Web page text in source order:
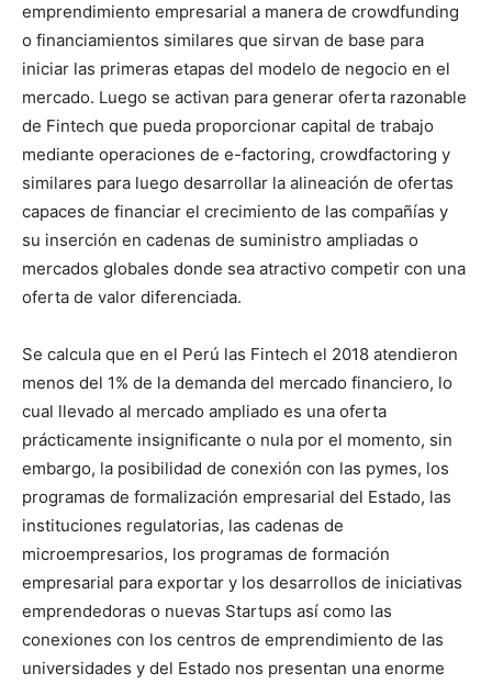
emprendimiento empresarial a manera de crowdfunding
o financiamientos similares que sirvan de base para
iniciar las primeras etapas del modelo de negocio en el
mercado. Luego se activan para generar oferta razonable
de Fintech que pueda proporcionar capital de trabajo
mediante operaciones de e-factoring, crowdfactoring y
similares para luego desarrollar la alineación de ofertas
capaces de financiar el crecimiento de las compañías y
su inserción en cadenas de suministro ampliadas o
mercados globales donde sea atractivo competir con una
oferta de valor diferenciada.
Se calcula que en el Perú las Fintech el 2018 atendieron
menos del 1% de la demanda del mercado financiero, lo
cual llevado al mercado ampliado es una oferta
prácticamente insignificante o nula por el momento, sin
embargo, la posibilidad de conexión con las pymes, los
programas de formalización empresarial del Estado, las
instituciones regulatorias, las cadenas de
microempresarios, los programas de formación
empresarial para exportar y los desarrollos de iniciativas
emprendedoras o nuevas Startups así como las
conexiones con los centros de emprendimiento de las
universidades y del Estado nos presentan una enorme